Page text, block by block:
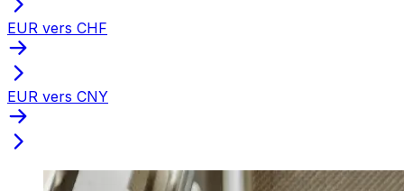
EUR vers CHF
EUR vers CNY